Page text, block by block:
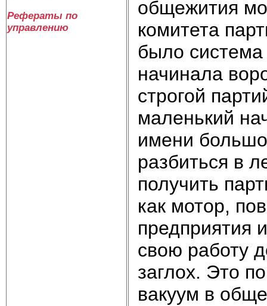
Рефераты по
управлению
общежития
комитета
было
начинала
строгой
маленький
имени
разбиться в
получить
как мотор,
предприятия
свою работу
заглох. Это
вакуум в